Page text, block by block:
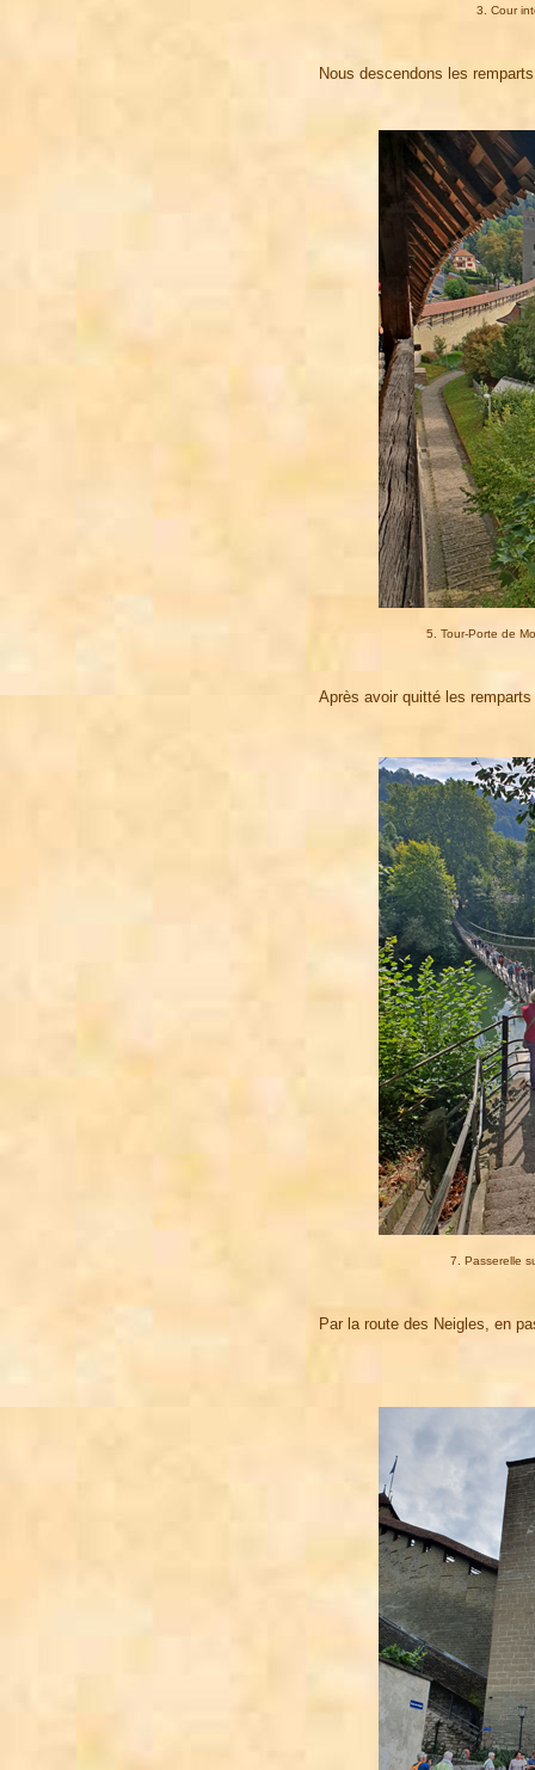
3. Cour
Nous descendons les
5. Tour-Porte de
Après avoir quitté les
7. Passerelle
Par la route des Neigles, en